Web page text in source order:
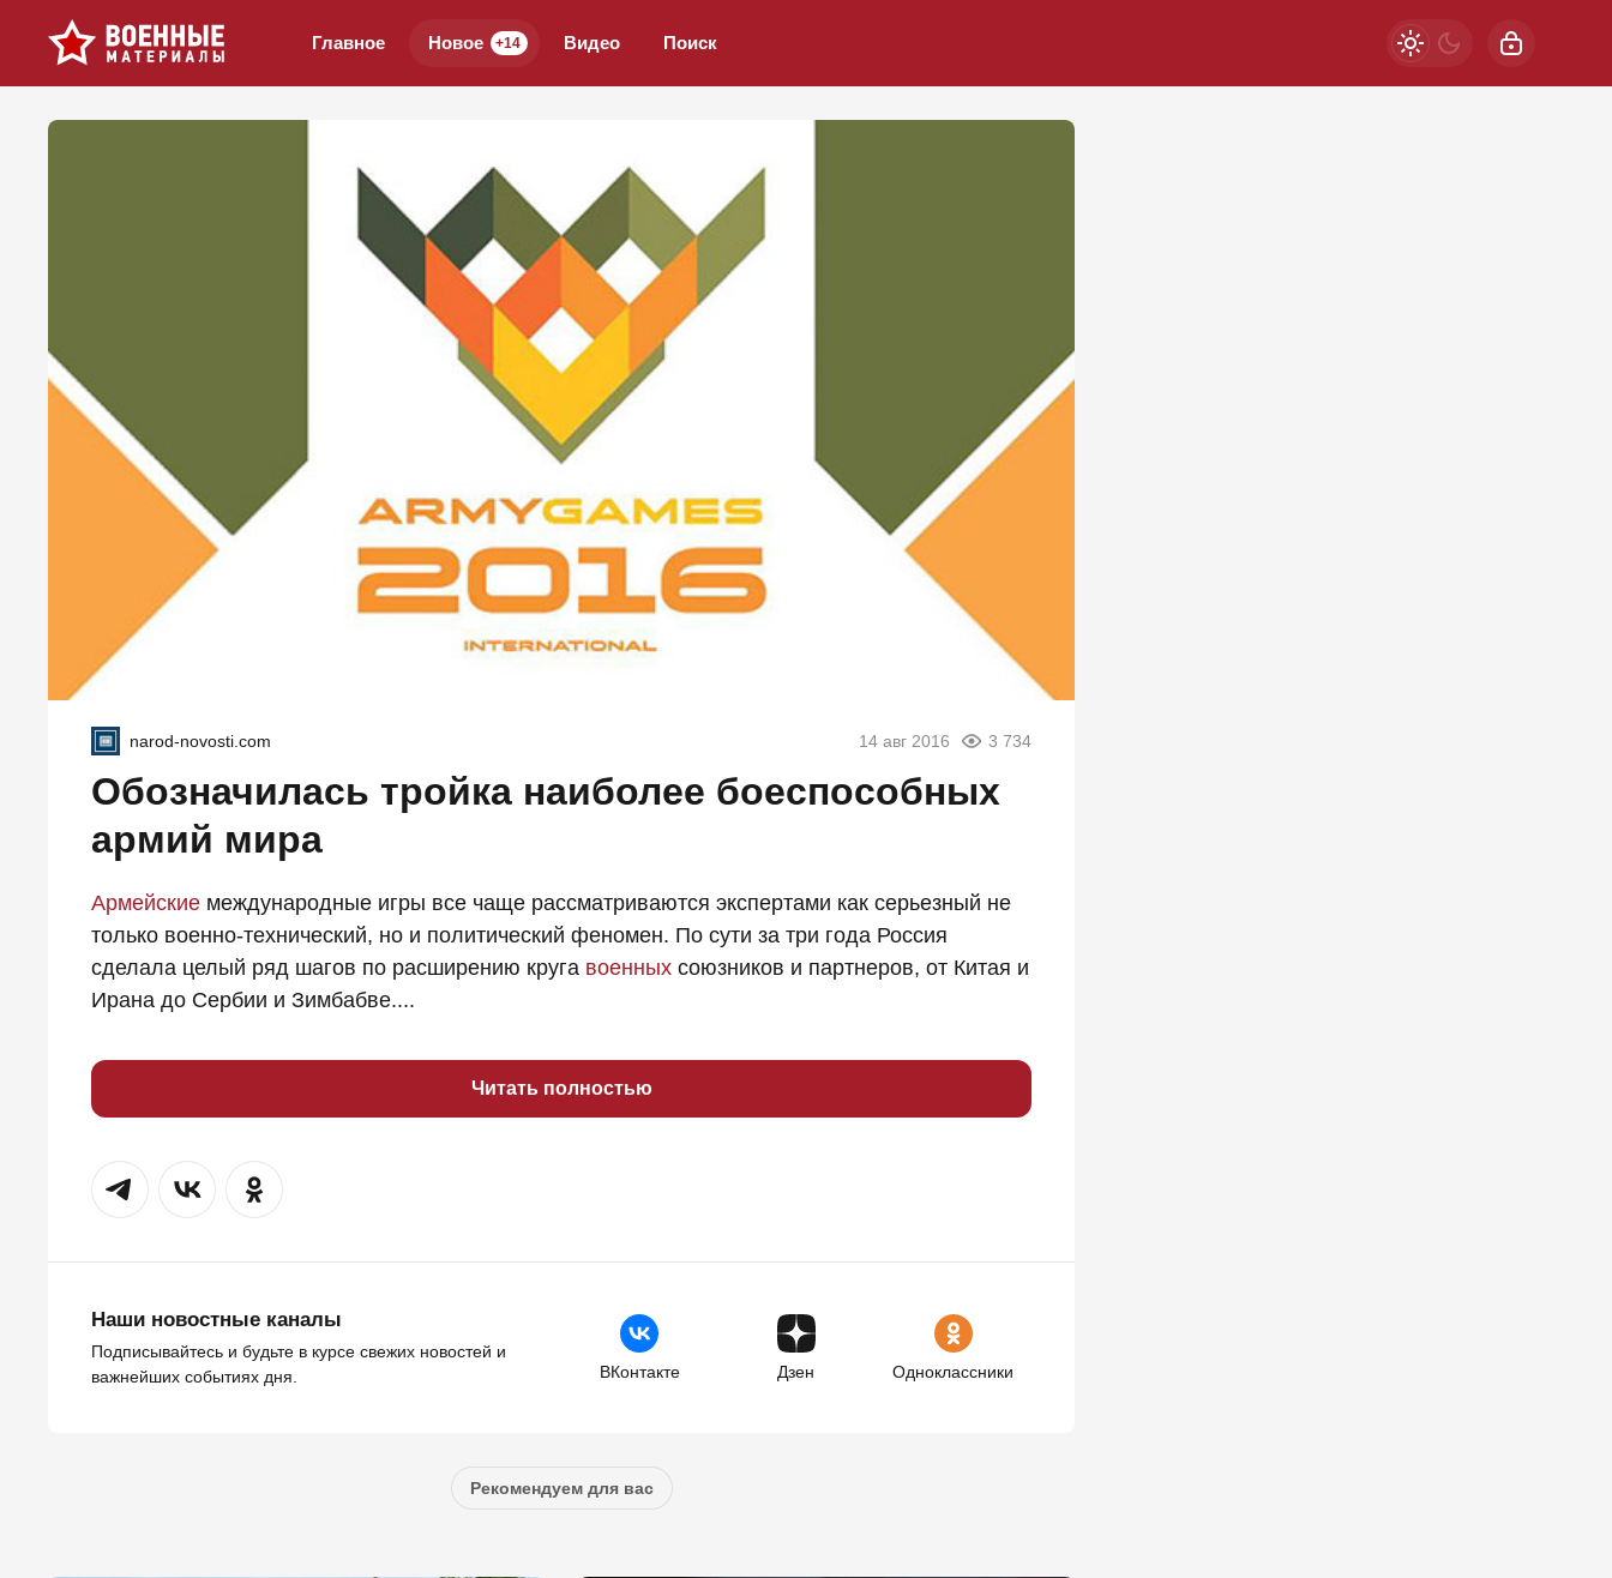
Главное Новое +14 Видео Поиск
narod-novosti.com 14 авг 2016 3 734
Обозначилась тройка наиболее боеспособных
армий мира
Армейские международные игры все чаще рассматриваются экспертами как серьезный не
только военно-технический, но и политический феномен. По сути за три года Россия
сделала целый ряд шагов по расширению круга военных союзников и партнеров, от Китая и
Ирана до Сербии и Зимбабве....
Читать полностью
Наши новостные каналы
Подписывайтесь и будьте в курсе свежих новостей и
важнейших событиях дня.
ВКонтакте Дзен Одноклассники
Рекомендуем для вас